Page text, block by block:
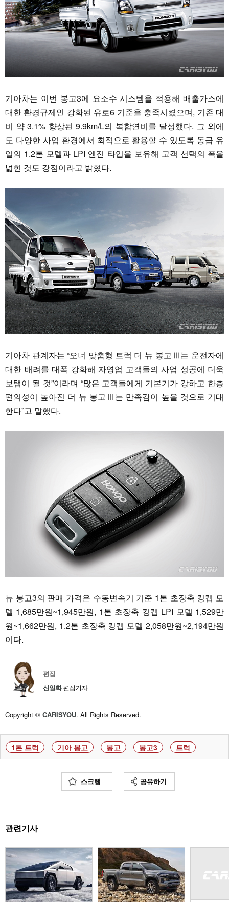
기아차는 이번 봉고3에 요소수 시스템을 적용해 배출가스에
대한 환경규제인 강화된 유로6 기준을 충족시켰으며, 기존 대
비 약 3.1% 향상된 9.9km/L의 복합연비를 달성했다. 그 외에
도 다양한 사업 환경에서 최적으로 활용할 수 있도록 동급 유
일의 1.2톤 모델과 LPI 엔진 타입을 보유해 고객 선택의 폭을
넓힌 것도 강점이라고 밝혔다.
기아차 관계자는 “오너 맞춤형 트럭 더 뉴 봉고Ⅲ는 운전자에
대한 배려를 대폭 강화해 자영업 고객들의 사업 성공에 더욱
보탬이 될 것”이라며 “많은 고객들에게 기본기가 강하고 한층
편의성이 높아진 더 뉴 봉고Ⅲ는 만족감이 높을 것으로 기대
한다”고 말했다.
뉴 봉고3의 판매 가격은 수동변속기 기준 1톤 초장축 킹캡 모
델 1,685만원~1,945만원, 1톤 초장축 킹캡 LPI 모델 1,529만
원~1,662만원, 1.2톤 초장축 킹캡 모델 2,058만원~2,194만원
이다.
편집
신일화편집기자
Copyright © CARISYOU. All Rights Reserved.
1톤 트럭 기아 봉고 봉고 봉고3 트럭
스크랩 공유하기
관련기사